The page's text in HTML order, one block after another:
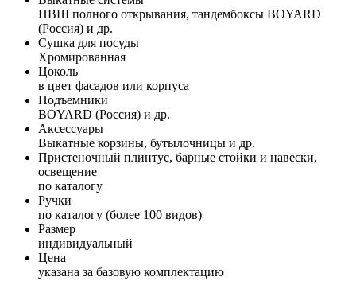
ПВШ полного открывания, тандембоксы BOYARD
(Россия) и др.
Сушка для посуды
Хромированная
Цоколь
в цвет фасадов или корпуса
Подъемники
BOYARD (Россия) и др.
Аксессуары
Выкатные корзины, бутылочницы и др.
Пристеночный плинтус, барные стойки и навески,
освещение
по каталогу
Ручки
по каталогу (более 100 видов)
Размер
индивидуальный
Цена
указана за базовую комплектацию